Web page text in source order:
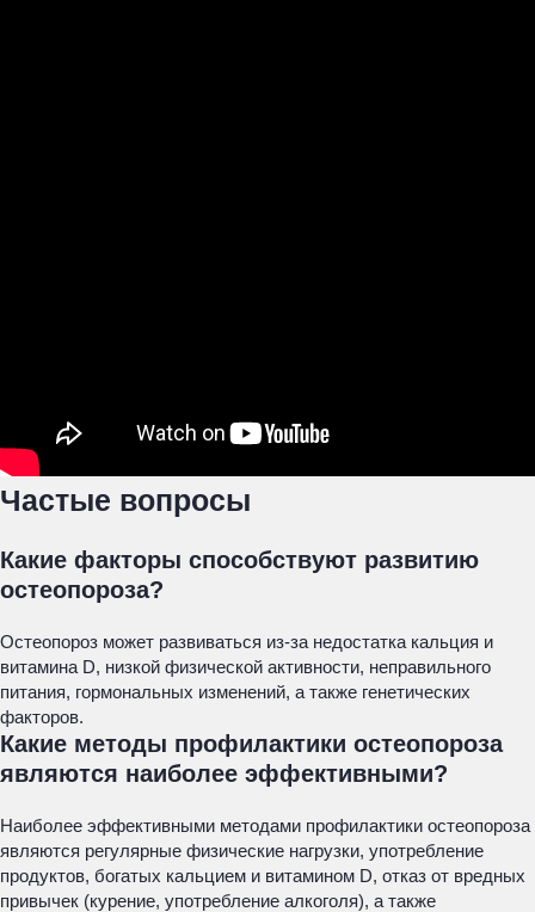
Частые вопросы
Какие факторы способствуют развитию
остеопороза?
Остеопороз может развиваться из-за недостатка кальция и
витамина D, низкой физической активности, неправильного
питания, гормональных изменений, а также генетических
факторов.
Какие методы профилактики остеопороза
являются наиболее эффективными?
Наиболее эффективными методами профилактики остеопороза
являются регулярные физические нагрузки, употребление
продуктов, богатых кальцием и витамином D, отказ от вредных
привычек (курение, употребление алкоголя), а также